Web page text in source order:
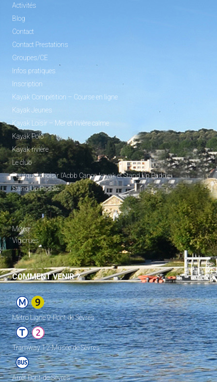
Activités
Blog
Contact
Contact Prestations
Groupes/CE
Infos pratiques
Inscription
Kayak Compétition – Course en ligne
Kayak Jeunes
Kayak Loisir – Mer et rivière calme
Kayak Polo
Kayak rivière
Le club
Pourquoi choisir l’Acbb Canoe-kayak et Stand Up Paddle
Stand Up Paddle
_
Météo
Vigicrues
COMMENT VENIR ?
Metro Ligne 9-Pont de Sèvres
Tramway T2-Musée de Sèvres
Arrêt Pont-de-Sèvres